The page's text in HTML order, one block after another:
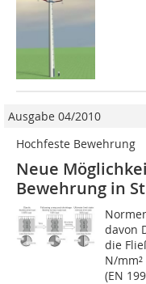
Ausgabe 04/2010
Hochfeste Bewehrung
Neue
Bewehrung in
davon
die
N/
(EN